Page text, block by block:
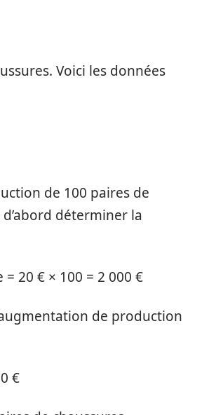
Voici les données
de 100 paires de
déterminer la
20 € × 100 = 2 000 €
de production
€